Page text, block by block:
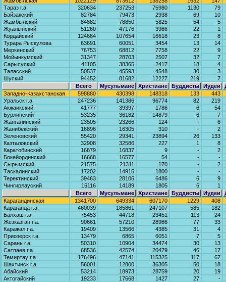
Тараз г.а.
320634 237253 75980 1130
79
Байзакский
82784 79473 2938 69
10
Жамбылский
84882 78850 5825 54
5
Жуалынский
51260 47176 3986 22
1
Кордайский
124684 107654 16618 23
8
Турара Рыскулова
63691 60051 3454 13
14
Меркенский
76753 68812 7758 22
9
Мойынкумский
31347 28703 2507 32
7
Сарысуский
41105 38365 2417 18
4
Таласский
50537 45593 4548 30
3
Шуский
94452 81682 12227 219
7
Всего
Мусульмане Христиане Буддисты Иудеи
Западно-Казахстанская
598880 430398 148318 133
443
Уральск г.а.
247236 141386 96774 82
219
Акжаикский
41777 39397 1786 6
54
Бурлинский
53235 36182 14879 6
7
Жангалинский
23505 23266 124 -
6
Жанибекский
16896 16305 310 -
2
Зеленовский
55420 29341 23894 26
133
Казталовский
32908 32586 227 1
8
Каратобинский
16879 16837 9 -
2
Бокейординский
16668 16577 54 -
-
Сырымский
21575 21311 170 -
2
Таскалинский
17202 14915 1800 -
-
Теректинский
39463 28106 6486 6
9
Чингирлауский
16116 14189 1805 6
1
Всего
Мусульмане Христиане Буддисты Иудеи
Карагандинская
1341700 649334 607170 1229
408
Караганда г.а.
460039 185861 247107 585
182
Балхаш г.а.
75453 44718 23451 113
24
Жезказган г.а.
90661 57210 28986 77
33
Каражал г.а.
19409 13566 4385 31
4
Приозерск г.а.
13479 6865 6051 7
5
Сарань г.а.
50310 10904 34474 30
13
Сатпаев г.а.
68536 42574 20479 46
17
Темиртау г.а.
176496 47141 115325 117
67
Шахтинск г.а.
56001 12800 36305 50
18
Абайский
53214 18973 28759 20
19
Актогайский
19233 17668 1427 27
-